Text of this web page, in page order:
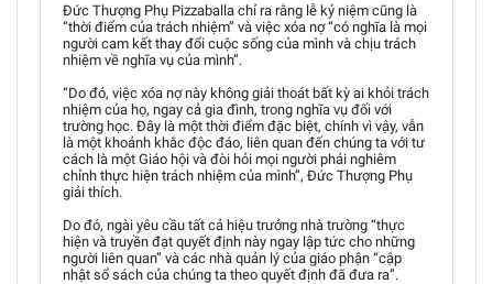
Đức Thượng Phụ Pizzaballa chỉ ra rằng lễ kỷ niệm cũng là
“thời điểm của trách nhiệm” và việc xóa nợ “có nghĩa là mọi
người cam kết thay đổi cuộc sống của mình và chịu trách
nhiệm về nghĩa vụ của mình”.
“Do đó, việc xóa nợ này không giải thoát bất kỳ ai khỏi trách
nhiệm của họ, ngay cả gia đình, trong nghĩa vụ đối với
trường học. Đây là một thời điểm đặc biệt, chính vì vậy, vẫn
là một khoảnh khắc độc đáo, liên quan đến chúng ta với tư
cách là một Giáo hội và đòi hỏi mọi người phải nghiêm
chỉnh thực hiện trách nhiệm của mình”, Đức Thượng Phụ
giải thích.
Do đó, ngài yêu cầu tất cả hiệu trưởng nhà trường “thực
hiện và truyền đạt quyết định này ngay lập tức cho những
người liên quan” và các nhà quản lý của giáo phận “cập
nhật sổ sách của chúng ta theo quyết định đã đưa ra”.